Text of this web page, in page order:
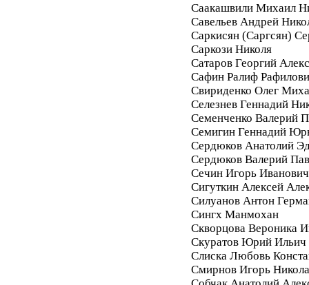
Саакашвили Михаил
Савельев Андрей
Саркисян (Саргсян)
Саркози Николя
Сатаров Георгий
Сафин Ралиф
Свириденко Олег
Селезнев Геннадий
Семенченко Валерий
Семигин Геннадий
Сердюков Анатолий
Сердюков Валерий
Сечин Игорь Иванович
Сигуткин Алексей
Силуанов Антон
Сингх Манмохан
Скворцова Вероника
Скуратов Юрий Ильич
Слиска Любовь
Смирнов Игорь